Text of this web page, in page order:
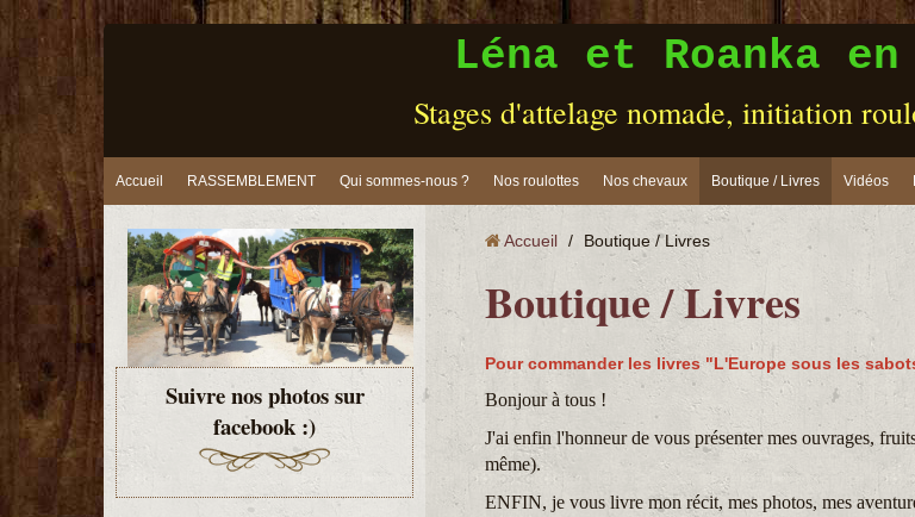
Léna et Roanka
Stages d'attelage nomade, initiation
Accueil RASSEMBLEMENT Qui sommes-nous ? Nos roulottes Nos chevaux Boutique / Livres Vidéos
Suivre nos photos sur
facebook :)
Accueil / Boutique / Livres
Boutique / Livres
Pour commander les livres "L'Europe sous les
Bonjour à tous !
J'ai enfin l'honneur de vous présenter mes ouvrages,
même).
ENFIN, je vous livre mon récit, mes photos, mes